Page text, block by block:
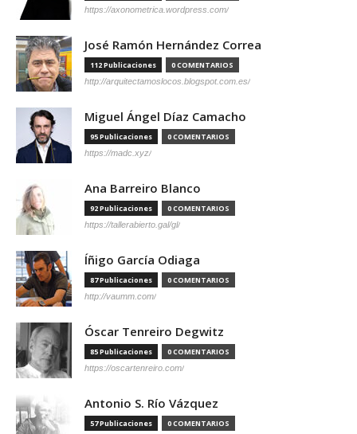
https://axonometrica.wordpress.com/
José Ramón Hernández Correa
112 Publicaciones 0 COMENTARIOS
http://arquitectamoslocos.blogspot.com.es/
Miguel Ángel Díaz Camacho
95 Publicaciones 0 COMENTARIOS
https://madc.xyz/
Ana Barreiro Blanco
92 Publicaciones 0 COMENTARIOS
https://tallerabierto.gal/gl/
Íñigo García Odiaga
87 Publicaciones 0 COMENTARIOS
http://vaumm.com/
Óscar Tenreiro Degwitz
85 Publicaciones 0 COMENTARIOS
https://oscartenreiro.com/
Antonio S. Río Vázquez
57 Publicaciones 0 COMENTARIOS